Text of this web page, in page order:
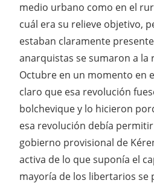
medio urbano como en el
cuál era su relieve objetivo,
estaban claramente
anarquistas se sumaron a la
Octubre en un momento en
claro que esa revolución
bolchevique y lo hicieron
esa revolución debía
gobierno provisional de
activa de lo que suponía el
mayoría de los libertarios se